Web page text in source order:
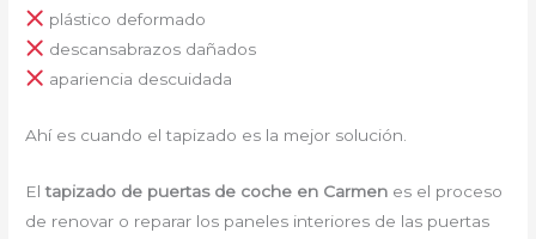
plástico deformado
descansabrazos dañados
apariencia descuidada
Ahí es cuando el tapizado es la mejor solución.
Eltapizado de puertas de coche en Carmen es el proceso
de renovar o reparar los paneles interiores de las puertas